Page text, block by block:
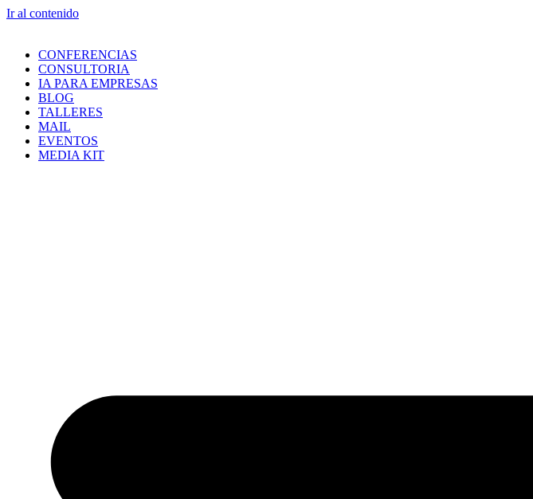
Ir al contenido
CONFERENCIAS
CONSULTORIA
IA PARA EMPRESAS
BLOG
TALLERES
MAIL
EVENTOS
MEDIA KIT